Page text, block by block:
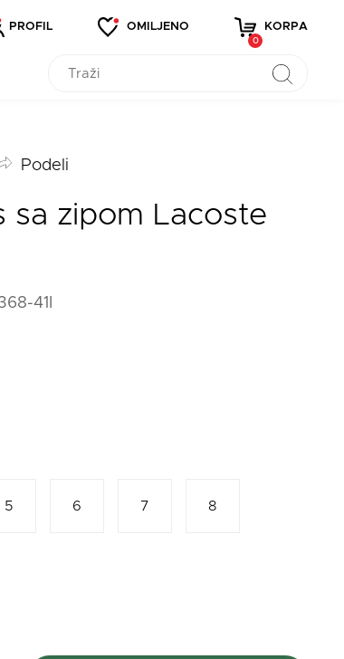
PROFIL OMILJENO KORPA
0
Podeli
sa zipom Lacoste
41I
5 6 7 8